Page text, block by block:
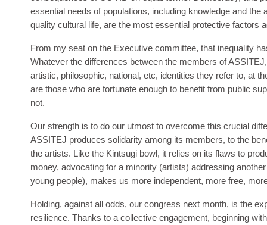
essential needs of populations, including knowledge and the
quality cultural life, are the most essential protective factors
From my seat on the Executive committee, that inequality
Whatever the differences between the members of
artistic, philosophic, national, etc, identities they refer to, at
are those who are fortunate enough to benefit from public
not.
Our strength is to do our utmost to overcome this crucial
ASSITEJ produces solidarity among its members, to the
the artists. Like the Kintsugi bowl, it relies on its flaws to
money, advocating for a minority (artists) addressing
young people), makes us more independent, more free,
Holding, against all odds, our congress next month, is the
resilience. Thanks to a collective engagement, beginning